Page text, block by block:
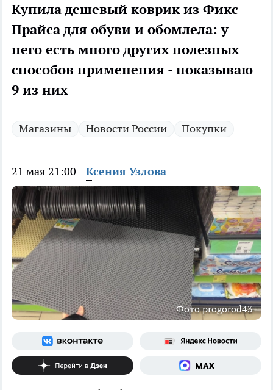
Купила дешевый коврик из Фикс
Прайса для обуви и обомлела: у
него есть много других полезных
способов применения - показываю
9 из них
Магазины Новости России Покупки
21 мая 21:00 Ксения Узлова
Фото progorod43